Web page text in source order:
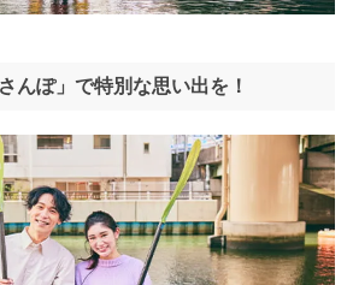
んぽ」で特別な思い出を！